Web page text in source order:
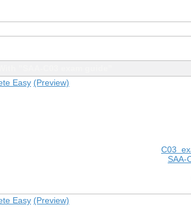
C03
SAA-
Easy (Preview)
Easy (Preview)